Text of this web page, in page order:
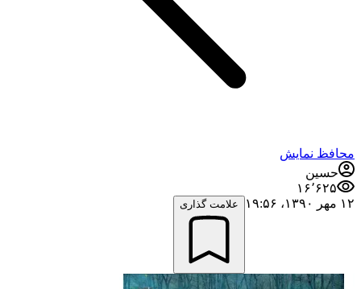
محافظ نمایش
حسین
۱۶٬۶۲۵
۱۲ مهر ۱۳۹۰،‏ ۱۹:۵۶
علامت گذاری